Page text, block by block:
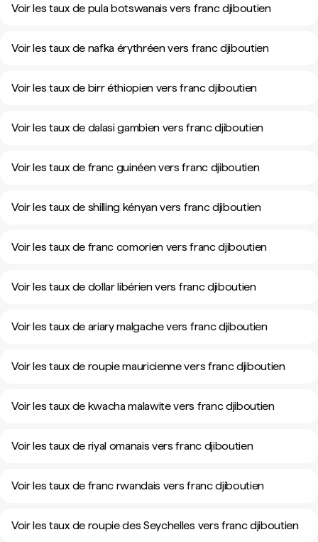
Voir les taux de pula botswanais vers franc djiboutien
Voir les taux de nafka érythréen vers franc djiboutien
Voir les taux de birr éthiopien vers franc djiboutien
Voir les taux de dalasi gambien vers franc djiboutien
Voir les taux de franc guinéen vers franc djiboutien
Voir les taux de shilling kényan vers franc djiboutien
Voir les taux de franc comorien vers franc djiboutien
Voir les taux de dollar libérien vers franc djiboutien
Voir les taux de ariary malgache vers franc djiboutien
Voir les taux de roupie mauricienne vers franc djiboutien
Voir les taux de kwacha malawite vers franc djiboutien
Voir les taux de riyal omanais vers franc djiboutien
Voir les taux de franc rwandais vers franc djiboutien
Voir les taux de roupie des Seychelles vers franc djiboutien